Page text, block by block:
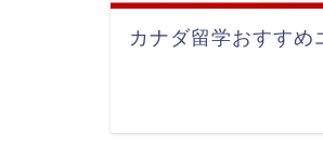
カナダ留学おすすめ